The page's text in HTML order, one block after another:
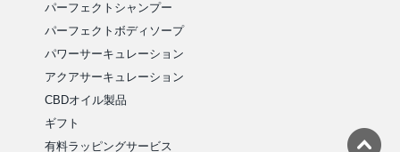
パーフェクトシャンプー
パーフェクトボディソープ
パワーサーキュレーション
アクアサーキュレーション
CBDオイル製品
ギフト
有料ラッピングサービス